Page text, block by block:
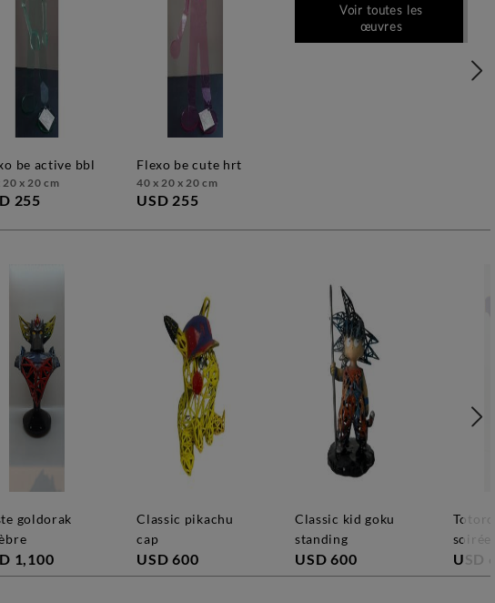
be active bbl
20 x 20 cm
255
flexo be cute hrt
40 x 20 x 20 cm
USD 255
Voir toutes les
œuvres
1,100
classic pikachu
cap
USD 600
classic kid goku
standing
USD 600
totoro umbrekka
USD